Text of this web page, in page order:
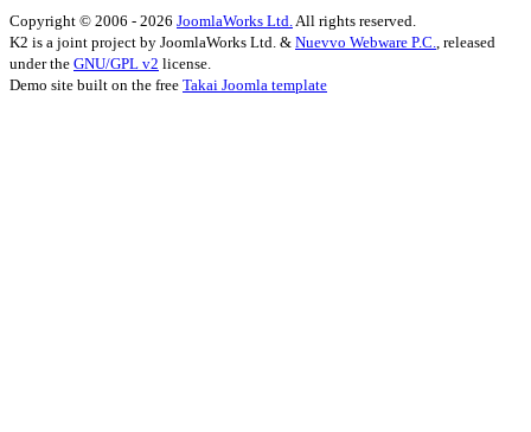
Copyright © 2006 - 2026 JoomlaWorks Ltd.All rights reserved.
K2 is a joint project by JoomlaWorks Ltd. & Nuevvo Webware P.C., released
under the GNU/GPL v2 license.
Demo site built on the free Takai Joomla template